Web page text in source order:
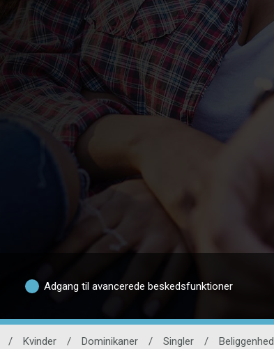
Adgang til avancerede beskedsfunktioner
/ Kvinder / Dominikaner / Singler / Beliggenhed